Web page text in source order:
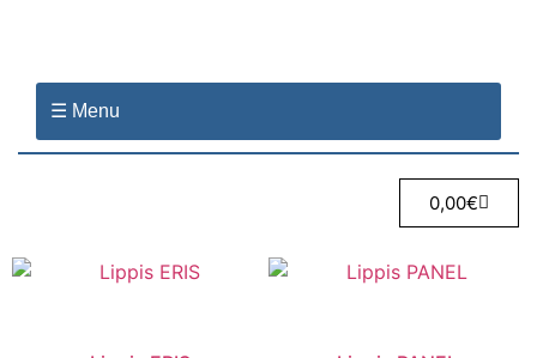
☰ Menu
0,00€